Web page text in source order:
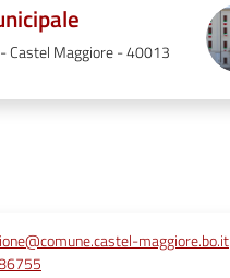
Castel Maggiore - 40013
maggiore.bo.it